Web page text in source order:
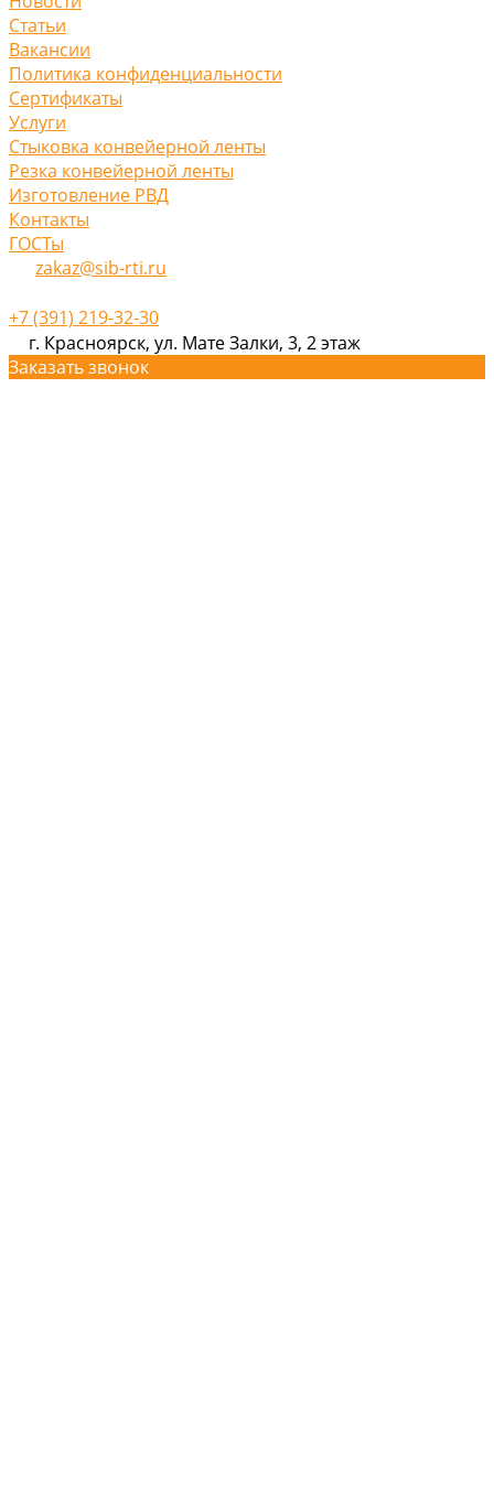
Статьи
Вакансии
Политика конфиденциальности
Сертификаты
Услуги
Стыковка конвейерной ленты
Резка конвейерной ленты
Изготовление РВД
Контакты
ГОСТы
zakaz@sib-rti.ru
+7 (391) 219-32-30
г. Красноярск, ул. Мате Залки, 3, 2 этаж
Заказать звонок